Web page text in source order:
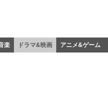
楽 ドラマ&映画 アニメ&ゲーム